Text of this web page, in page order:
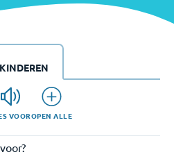
VOOROPEN ALLE
KINDEREN